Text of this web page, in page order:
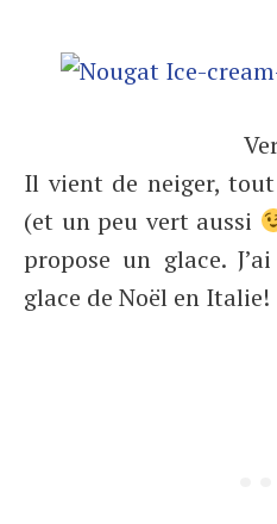
Il vient de neiger,
(et un peu vert aussi
propose un glace.
glace de Noël en Italie!